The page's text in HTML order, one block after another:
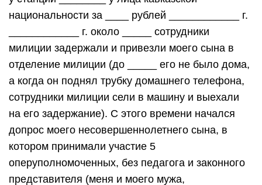
национальности за ____ рублей ____________ г.
____________ г. около _____ сотрудники
милиции задержали и привезли моего сына в
отделение милиции (до _____ его не было дома,
а когда он поднял трубку домашнего телефона,
сотрудники милиции сели в машину и выехали
на его задержание). С этого времени начался
допрос моего несовершеннолетнего сына, в
котором принимали участие 5
оперуполномоченных, без педагога и законного
представителя (меня и моего мужа,